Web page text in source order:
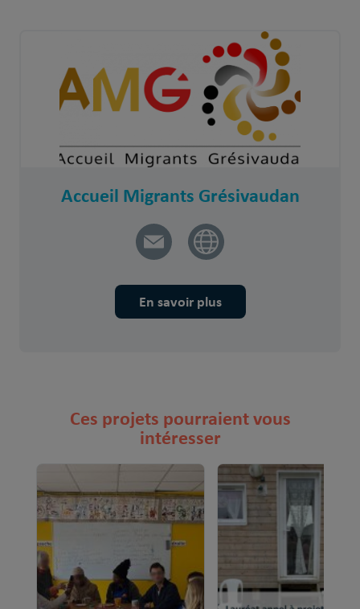
Accueil Migrants Grésivaudan
En savoir plus
Ces projets pourraient vous
intéresser